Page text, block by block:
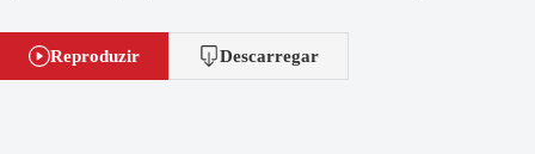
Reproduzir Descarregar